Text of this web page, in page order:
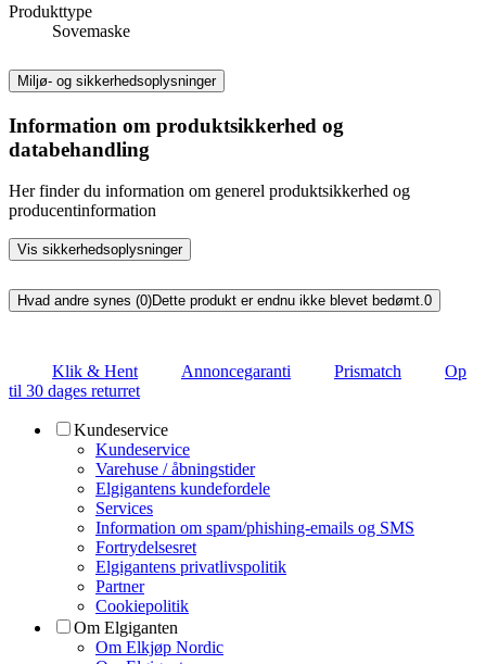
Produkttype
Sovemaske
Miljø- og sikkerhedsoplysninger
Information om produktsikkerhed og
databehandling
Her finder du information om generel produktsikkerhed og
producentinformation
Vis sikkerhedsoplysninger
Hvad andre synes (0)Dette produkt er endnu ikke blevet bedømt.0
Klik & Hent Annoncegaranti Prismatch
Op
til 30 dages returret
Kundeservice
Kundeservice
Varehuse / åbningstider
Elgigantens kundefordele
Services
Information om spam/phishing-emails og SMS
Fortrydelsesret
Elgigantens privatlivspolitik
Partner
Cookiepolitik
Om Elgiganten
Om Elkjøp Nordic